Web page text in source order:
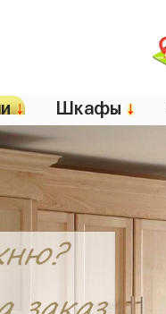
↓ Шкафы ↓